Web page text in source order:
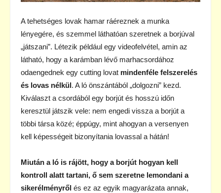
A tehetséges lovak hamar ráéreznek a munka
lényegére, és szemmel láthatóan szeretnek a borjúval
„játszani”. Létezik például egy videofelvétel, amin az
látható, hogy a karámban lévő marhacsordához
odaengednek egy cutting lovat mindenféle felszerelés
és lovas nélkül. A ló önszántából „dolgozni” kezd.
Kiválaszt a csordából egy borjút és hosszú időn
keresztül játszik vele: nem engedi vissza a borjút a
többi társa közé; éppúgy, mint ahogyan a versenyen
kell képességeit bizonyítania lovassal a hátán!
Miután a ló is rájött, hogy a borjút hogyan kell
kontroll alatt tartani, ő sem szeretne lemondani a
sikerélményről és ez az egyik magyarázata annak,